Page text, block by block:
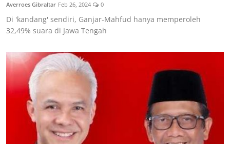
Averroes Gibraltar Feb 26, 2024 0
Di 'kandang' sendiri, Ganjar-Mahfud hanya memperoleh
32,49% suara di Jawa Tengah